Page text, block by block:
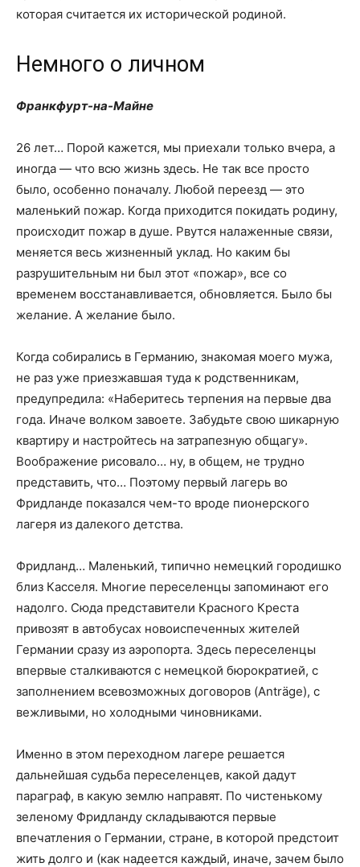
которая считается их исторической родиной.
Немного о личном
Франкфурт-на-Майне
26 лет… Порой кажется, мы приехали только вчера, а
иногда — что всю жизнь здесь. Не так все просто
было, особенно поначалу. Любой переезд — это
маленький пожар. Когда приходится покидать родину,
происходит пожар в душе. Рвутся налаженные связи,
меняется весь жизненный уклад. Но каким бы
разрушительным ни был этот «пожар», все со
временем восстанавливается, обновляется. Было бы
желание. А желание было.
Когда собирались в Германию, знакомая моего мужа,
не раз уже приезжавшая туда к родственникам,
предупредила: «Наберитесь терпения на первые два
года. Иначе волком завоете. Забудьте свою шикарную
квартиру и настройтесь на затрапезную общагу».
Воображение рисовало… ну, в общем, не трудно
представить, что… Поэтому первый лагерь во
Фридланде показался чем-то вроде пионерского
лагеря из далекого детства.
Фридланд… Маленький, типично немецкий городишко
близ Касселя. Многие переселенцы запоминают его
надолго. Сюда представители Красного Креста
привозят в автобусах новоиспеченных жителей
Германии сразу из аэропорта. Здесь переселенцы
впервые сталкиваются с немецкой бюрократией, с
заполнением всевозможных договоров (Anträge), с
вежливыми, но холодными чиновниками.
Именно в этом переходном лагере решается
дальнейшая судьба переселенцев, какой дадут
параграф, в какую землю направят. По чистенькому
зеленому Фридланду складываются первые
впечатления о Германии, стране, в которой предстоит
жить долго и (как надеется каждый, иначе, зачем было